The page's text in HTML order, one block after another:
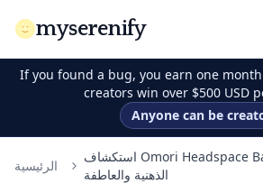
myserenify
If you found a bug, you earn one
creators win over $500 USD
Anyone can be
الرئيسية
استكشاف Omori Headspace Basil: رحلة نحو اليقظة
الذهنية والعاطفة